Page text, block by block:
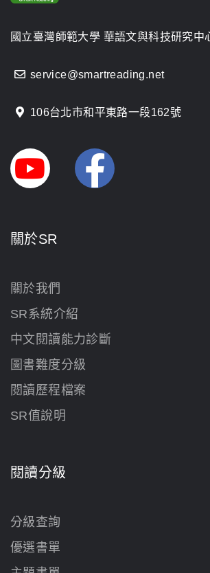
國立臺灣師範大學 華語文與科技研究中
service@smartreading.net
106台北市和平東路一段162號
關於SR
關於我們
SR系統介紹
中文閱讀能力診斷
圖書難度分級
閱讀歷程檔案
SR值說明
閱讀分級
分級查詢
優選書單